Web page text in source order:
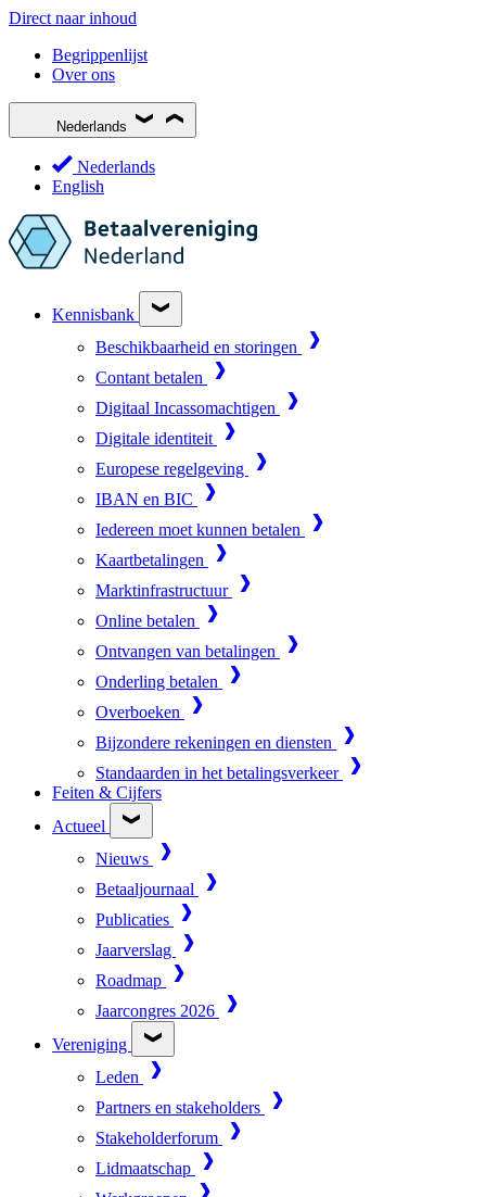
Direct naar inhoud
Begrippenlijst
Over ons
Nederlands
Nederlands
English
Kennisbank
Beschikbaarheid en storingen
Contant betalen
Digitaal Incassomachtigen
Digitale identiteit
Europese regelgeving
IBAN en BIC
Iedereen moet kunnen betalen
Kaartbetalingen
Marktinfrastructuur
Online betalen
Ontvangen van betalingen
Onderling betalen
Overboeken
Bijzondere rekeningen en diensten
Standaarden in het betalingsverkeer
Feiten & Cijfers
Actueel
Nieuws
Betaaljournaal
Publicaties
Jaarverslag
Roadmap
Jaarcongres 2026
Vereniging
Leden
Partners en stakeholders
Stakeholderforum
Lidmaatschap